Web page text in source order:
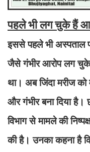
पहले भी लग चुके हैं
इससे पहले भी अस्पताल
जैसे गंभीर आरोप लग चुके
था। अब जिंदा मरीज
और गंभीर बना दिया है।
विभाग से मामले की
की है। उनका कहना है